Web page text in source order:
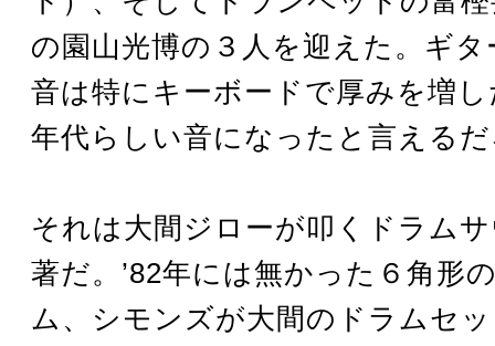
の園山光博の３人を迎えた。ギ
音は特にキーボードで厚みを増し
年代らしい音になったと言える
それは大間ジローが叩くドラム
著だ。’82年には無かった６角形
ム、シモンズが大間のドラムセ